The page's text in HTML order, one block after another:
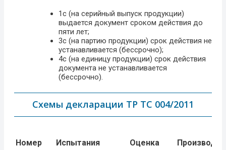
1с (на серийный выпуск продукции)
выдается документ сроком действия до
пяти лет;
3с (на партию продукции) срок действия не
устанавливается (бессрочно);
4с (на единицу продукции) срок действия
документа не устанавливается
(бессрочно).
Схемы декларации ТР ТС 004/2011
Номер
Испытания
Оценка